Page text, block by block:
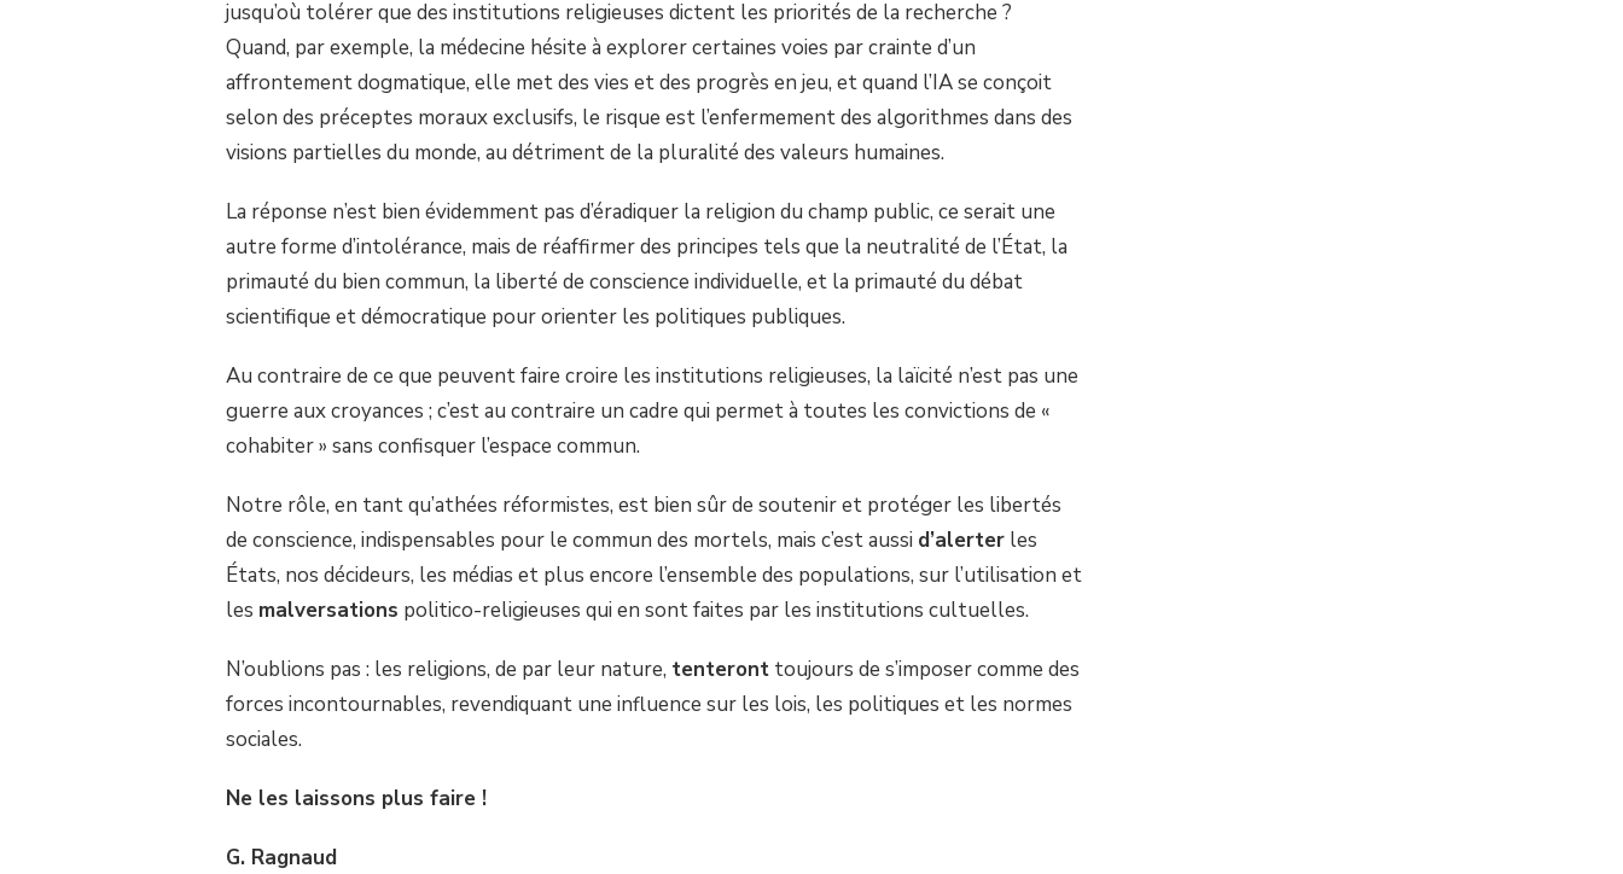
jusqu’où tolérer que des institutions religieuses dictent les priorités de la recherche ?
Quand, par exemple, la médecine hésite à explorer certaines voies par crainte d’un
affrontement dogmatique, elle met des vies et des progrès en jeu, et quand l’IA se conçoit
selon des préceptes moraux exclusifs, le risque est l’enfermement des algorithmes dans des
visions partielles du monde, au détriment de la pluralité des valeurs humaines.
La réponse n’est bien évidemment pas d’éradiquer la religion du champ public, ce serait une
autre forme d’intolérance, mais de réaffirmer des principes tels que la neutralité de l’État, la
primauté du bien commun, la liberté de conscience individuelle, et la primauté du débat
scientifique et démocratique pour orienter les politiques publiques.
Au contraire de ce que peuvent faire croire les institutions religieuses, la laïcité n’est pas une
guerre aux croyances ; c’est au contraire un cadre qui permet à toutes les convictions de «
cohabiter » sans confisquer l’espace commun.
Notre rôle, en tant qu’athées réformistes, est bien sûr de soutenir et protéger les libertés
de conscience, indispensables pour le commun des mortels, mais c’est aussi d’alerter les
États, nos décideurs, les médias et plus encore l’ensemble des populations, sur l’utilisation et
les malversations politico-religieuses qui en sont faites par les institutions cultuelles.
N’oublions pas : les religions, de par leur nature, tenteront toujours de s’imposer comme des
forces incontournables, revendiquant une influence sur les lois, les politiques et les normes
sociales.
Ne les laissons plus faire !
G. Ragnaud